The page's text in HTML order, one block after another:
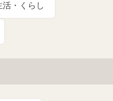
活・くらし